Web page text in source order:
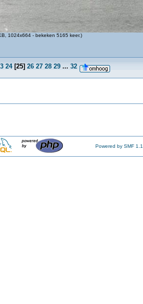
1024x664 - bekeken 5165 keer.)
24[25] 26 27 28 29 ... 32
Powered by SMF